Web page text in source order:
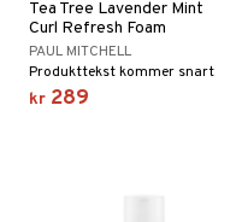
Tea Tree Lavender Mint
Curl Refresh Foam
PAUL MITCHELL
Produkttekst kommer snart
kr 289